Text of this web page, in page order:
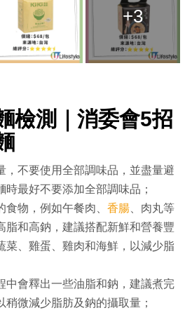
+3
檢測｜消委會5招
，不要使用全部調味品，並盡量避
時最好不要添加全部調味品；
食物，例如午餐肉、 香腸 、肉丸等
脂和高鈉，建議搭配新鮮和營養豐
菜、雞蛋、雞肉和海鮮，以減少脂
中會釋出一些油脂和鈉，建議煮完
稍微減少脂肪及鈉的攝取量；